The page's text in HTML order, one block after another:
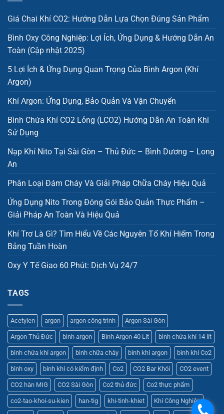
Giá Chai Khí CO2: Hướng Dẫn Lựa Chọn Đúng Sản Phẩm
Bình Oxy Công Nghiệp: Lợi Ích, Ứng Dụng & Hướng Dẫn An
Toàn (Cập nhật 2025)
5 Lợi Ích & Ứng Dụng Quan Trọng Của Bình Argon (Khí
Argon)
Khí Argon: Ứng Dụng, Bảo Quản Và Vận Chuyển
Bình Chứa Khí CO2 Lỏng (LCO2) Hướng Dẫn An Toàn Khi
Sử Dụng
Nạp Khí Nito Tại Sài Gòn – Thủ Đức – Bình Dương – Long
An
Phân Loại Đám Cháy Và Giải Pháp Chữa Cháy Hiệu Quả
Ứng Dụng Nito Trong Đóng Gói Bảo Quản Thực Phẩm –
Giải Pháp An Toàn Và Hiệu Quả
Khí Trơ Là Gì? Tìm Hiểu Về Các Nguyên Tố Khí Hiếm Trong
Bảng Tuần Hoàn
Oxy Y Tế Giao 60 Phút: Dịch Vụ 24/7
TAGS
Acetylen argon argon công trình Argon Sài Gòn
Argon Thủ Đức bình argon Bình Argon 40 Lít bình chứa khí 14 lít
bình chứa khí argon bình chữa cháy bình khí argon bình khí Co2
bình oxy bính khí có kiểm định Co2 CO2 Bar Khói CO2 event
CO2 hàn MIG CO2 Sài Gòn Co2 thủ đức Co2 thực phẩm
co2-tao-khoi-su-kien han-tig khi-tinh-khiet Khí Công Nghiệp
.